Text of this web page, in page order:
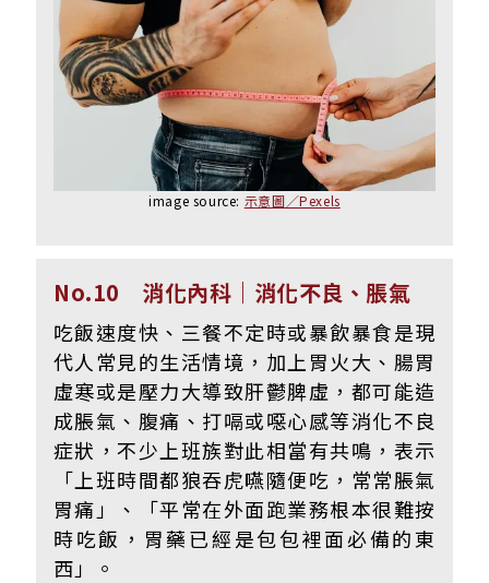
image source: 示意圖／Pexels
No.10 消化內科｜消化不良、脹氣
吃飯速度快、三餐不定時或暴飲暴食是現
代人常見的生活情境，加上胃火大、腸胃
虛寒或是壓力大導致肝鬱脾虛，都可能造
成脹氣、腹痛、打嗝或噁心感等消化不良
症狀，不少上班族對此相當有共鳴，表示
「上班時間都狼吞虎嚥隨便吃，常常脹氣
胃痛」、「平常在外面跑業務根本很難按
時吃飯，胃藥已經是包包裡面必備的東
西」。